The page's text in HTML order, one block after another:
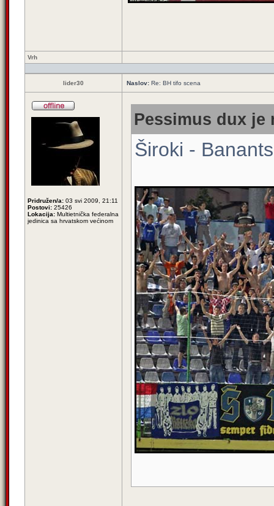
Vrh
lider30 Naslov: Re: BH tifo scena
Pridružen/a: 03 svi 2009, 21:11
Postovi: 25426
Lokacija: Multietnička federalna
jedinica sa hrvatskom većinom
Pessimus dux je
Široki - Banants